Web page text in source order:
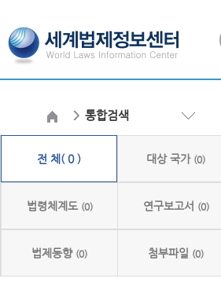
통합검색
전 체( 0 ) 대상 국가 (0)
법령체계도 (0) 연구보고서 (0)
법제동향 (0) 첨부파일 (0)